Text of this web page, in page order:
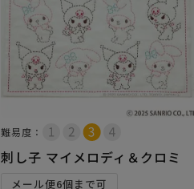
難易度：
刺し子 マイメロディ＆クロミ
メール便6個まで可